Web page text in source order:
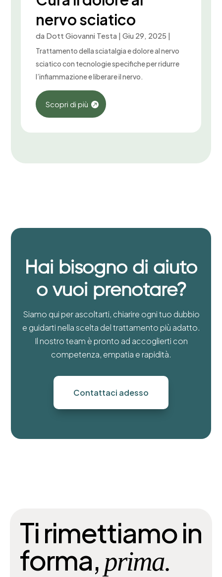
nervo sciatico
da Dott Giovanni Testa |Giu 29, 2025 |
Trattamento della sciatalgia e dolore al nervo
sciatico con tecnologie specifiche per ridurre
l’infiammazione e liberare il nervo.
Scopri di più
Hai bisogno di aiuto
o vuoi prenotare?
Siamo qui per ascoltarti, chiarire ogni tuo dubbio
e guidarti nella scelta del trattamento più adatto.
Il nostro team è pronto ad accoglierti con
competenza, empatia e rapidità.
Contattaci adesso
Ti rimettiamo in
forma, prima.